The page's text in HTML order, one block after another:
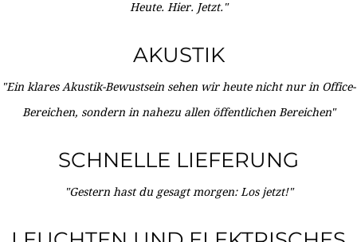
Heute. Hier. Jetzt."
AKUSTIK
"Ein klares Akustik-Bewustsein sehen wir heute nicht nur in Office-
Bereichen, sondern in nahezu allen öffentlichen Bereichen"
SCHNELLE LIEFERUNG
"Gestern hast du gesagt morgen: Los jetzt!"